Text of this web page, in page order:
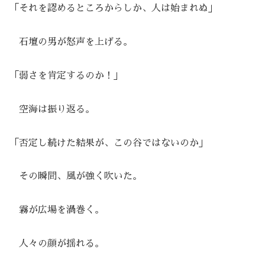
「それを認めるところからしか、人は始まれぬ」
石壇の男が怒声を上げる。
「弱さを肯定するのか！」
空海は振り返る。
「否定し続けた結果が、この谷ではないのか」
その瞬間、風が強く吹いた。
霧が広場を渦巻く。
人々の顔が揺れる。